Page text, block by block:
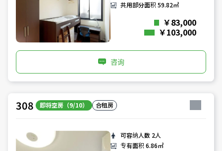
共用部分面积59.82㎡
￥83,000
￥103,000
咨询
308 即将空房（9/10） 合租房
可容纳人数 2人
专有面积6.86㎡